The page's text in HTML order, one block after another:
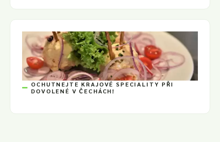
OCHUTNEJTE KRAJOVÉ SPECIALITY PŘI
DOVOLENÉ V ČECHÁCH!